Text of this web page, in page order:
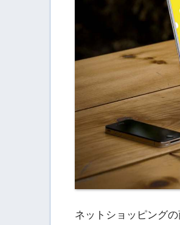
ネットショッピング